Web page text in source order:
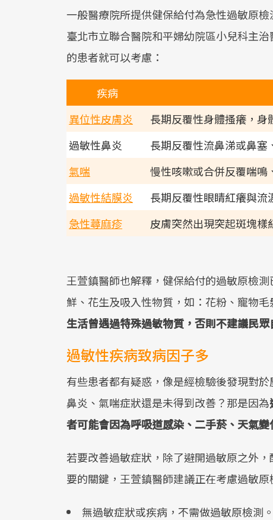
一般醫療院所提供健保給付為急性過敏原
臺北市立聯合醫院和平婦幼院區小兒科主
的患者就可以考慮：
疾病
異位性皮膚炎
長期反覆性身體搔癢，身
過敏性鼻炎
長期反覆性流鼻涕或鼻塞
氣喘
慢性咳嗽或合併反覆喘鳴
過敏性結膜炎
長期反覆性眼睛紅癢與流
急性蕁麻疹
皮膚突然出現突起斑塊
王萱鎮醫師也解釋，健保給付的過敏原檢
鮮、花生及吸入性物質，如：花粉、寵物毛
生活曾遇過特殊過敏物質，否則不建議民
過敏性疾病致病因子多
有些患者都有疑惑，像是經檢驗後發現對
鼻炎、氣喘症狀還是未得到改善？那是因為
者可能會因為呼吸道感染、二手菸、天氣變
若要改善過敏症狀，除了避開過敏原之外
要的關鍵，王萱鎮醫師建議正在考慮過敏
無過敏症狀或疾病，不需做過敏原檢測。